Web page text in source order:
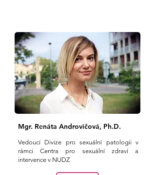
Mgr. Renáta Androvičová, Ph.D.
Vedoucí Divize pro sexuální patologii v
rámci Centra pro sexuální zdraví a
intervence v NUDZ